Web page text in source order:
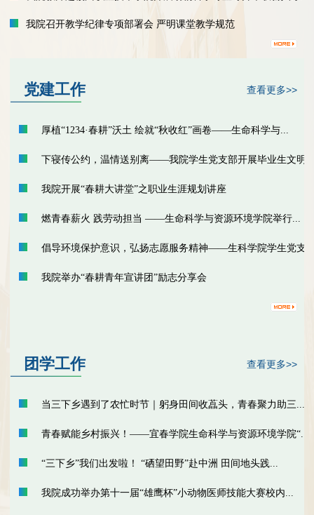
我院召开教学纪律专项部署会 严明课堂教学规范
查看更多>>
党建工作
厚植“1234·春耕”沃土 绘就“秋收红”画卷——生命科学与...
下寝传公约，温情送别离——我院学生党支部开展毕业生文明
我院开展“春耕大讲堂”之职业生涯规划讲座
燃青春薪火 践劳动担当 ——生命科学与资源环境学院举行...
倡导环境保护意识，弘扬志愿服务精神——生科学院学生党支
我院举办“春耕青年宣讲团”励志分享会
查看更多>>
团学工作
当三下乡遇到了农忙时节｜躬身田间收藠头，青春聚力助三...
青春赋能乡村振兴！——宜春学院生命科学与资源环境学院“...
“三下乡”我们出发啦！ “硒望田野”赴中洲 田间地头践...
我院成功举办第十一届“雄鹰杯”小动物医师技能大赛校内...